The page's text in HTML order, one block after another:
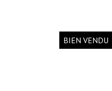
BIEN VENDU